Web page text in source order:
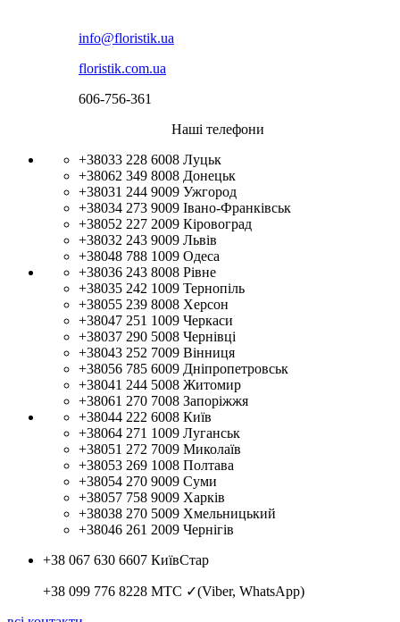
info@floristik.ua
floristik.com.ua
606-756-361
Наші телефони
+38033 228 6008 Луцьк
+38062 349 8008 Донецьк
+38031 244 9009 Ужгород
+38034 273 9009 Івано-Франківськ
+38052 227 2009 Кіровоград
+38032 243 9009 Львів
+38048 788 1009 Одеса
+38036 243 8008 Рівне
+38035 242 1009 Тернопіль
+38055 239 8008 Херсон
+38047 251 1009 Черкаси
+38037 290 5008 Чернівці
+38043 252 7009 Вінниця
+38056 785 6009 Дніпропетровськ
+38041 244 5008 Житомир
+38061 270 7008 Запоріжжя
+38044 222 6008 Київ
+38064 271 1009 Луганськ
+38051 272 7009 Миколаїв
+38053 269 1008 Полтава
+38054 270 9009 Суми
+38057 758 9009 Харків
+38038 270 5009 Хмельницький
+38046 261 2009 Чернігів
+38 067 630 6607 КиївСтар
+38 099 776 8228 МТС ✓(Viber, WhatsApp)